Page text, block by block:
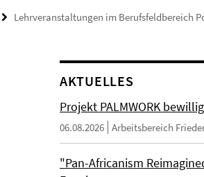
Lehrveranstaltungen im Berufsfeldbereich
AKTUELLES
Projekt PALMWORK
06.08.2026 Arbeitsbereich
"Pan-Africanism